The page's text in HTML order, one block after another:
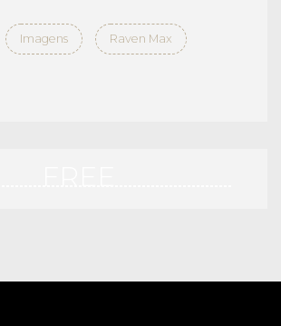
Imagens Raven Max